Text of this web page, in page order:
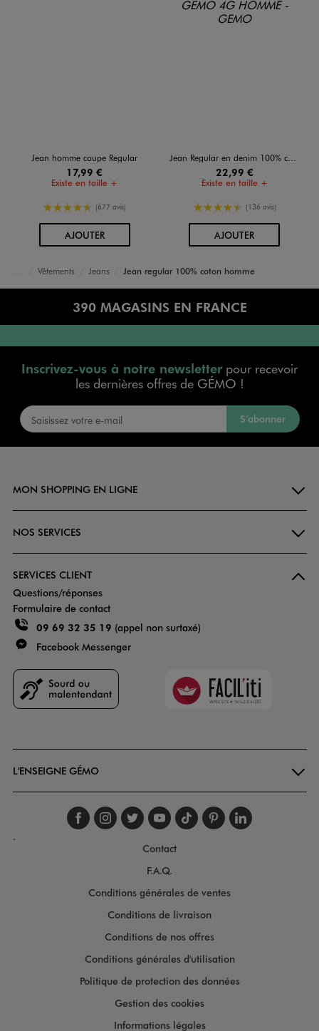
Jean homme coupe Regular
17,99 €
Existe en taille +
4.5/5 de moyenne
(677 avis)
AJOUTERAU PANIER
Jean Regular en denim 100% coton légèrement délavé homme
22,99 €
Existe en taille +
4.5/5 de moyenne
(136 avis)
AJOUTERAU PANIER
Vêtements Jeans Jean regular 100% coton homme
390 MAGASINS EN FRANCE
Inscrivez-vous à notre newsletterpour recevoir
les dernières offres de GÉMO !
S’abonner
MON SHOPPING EN LIGNE
NOS SERVICES
SERVICES CLIENT
Questions/réponses
Formulaire de contact
09 69 32 35 19 (appel non surtaxé)
Facebook Messenger
Faciliti
L'ENSEIGNE GÉMO
Suivez-nous sur
Suivez-nous sur
Suivez-nous sur
Suivez-nous
Suivez-nous
Suivez-
.
Contact
F.A.Q.
Conditions générales de ventes
Conditions de livraison
Conditions de nos offres
Conditions générales d'utilisation
Politique de protection des données
Gestion des cookies
Informations légales